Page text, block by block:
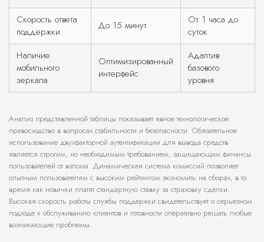
Скорость ответа
поддержки
До 15 минут
От 1 часа до
суток
Наличие
мобильного
зеркала
Оптимизированный
интерфейс
Адаптив
базового
уровня
Анализ представленной таблицы показывает явное технологическое
превосходство в вопросах стабильности и безопасности. Обязательное
использование двухфакторной аутентификации для вывода средств
является строгим, но необходимым требованием, защищающим финансы
пользователей от взлома. Динамическая система комиссий позволяет
опытным пользователям с высоким рейтингом экономить на сборах, в то
время как новички платят стандартную ставку за страховку сделки.
Высокая скорость работы службы поддержки свидетельствует о серьезном
подходе к обслуживанию клиентов и готовности оперативно решать любые
возникающие проблемы.